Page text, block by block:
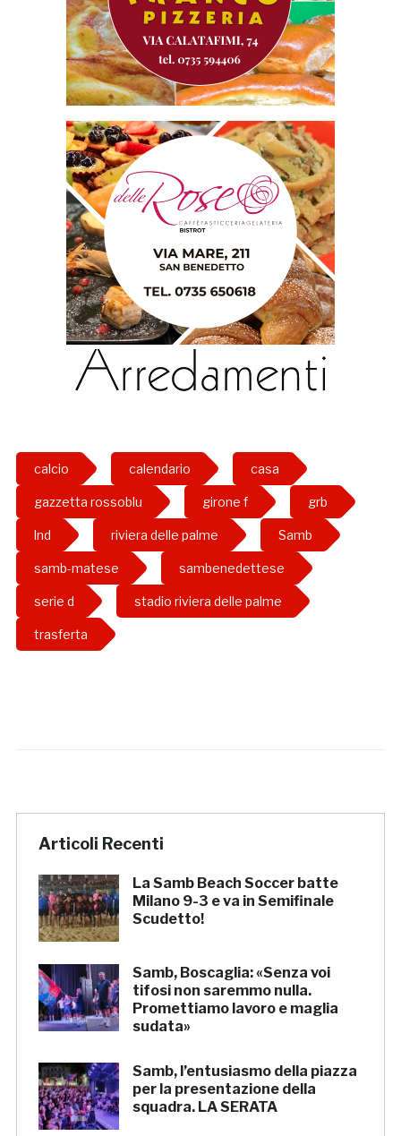
calcio calendario casa
gazzetta rossoblu girone f grb
lnd riviera delle palme Samb
samb-matese sambenedettese
serie d stadio riviera delle palme
trasferta
Articoli Recenti
La Samb Beach Soccer batte
Milano 9-3 e va in Semifinale
Scudetto!
Samb, Boscaglia: «Senza voi
tifosi non saremmo nulla.
Promettiamo lavoro e maglia
sudata»
Samb, l’entusiasmo della piazza
per la presentazione della
squadra. LA SERATA